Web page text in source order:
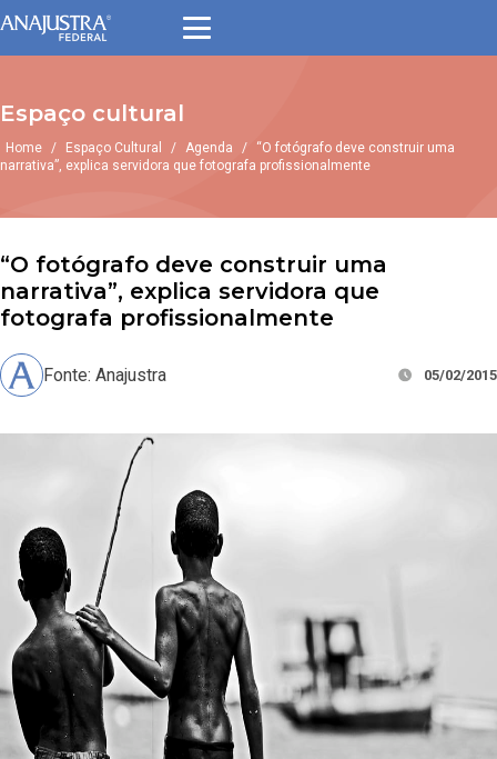
Espaço cultural
Home / Espaço Cultural / Agenda /
“O fotógrafo deve construir uma
narrativa”, explica servidora que fotografa profissionalmente
“O fotógrafo deve construir uma
narrativa”, explica servidora que
fotografa profissionalmente
Fonte: Anajustra 05/02/2015